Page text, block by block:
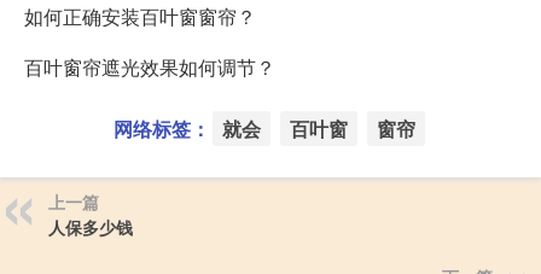
如何正确安装百叶窗窗帘？
百叶窗帘遮光效果如何调节？
网络标签： 就会 百叶窗 窗帘
上一篇
人保多少钱